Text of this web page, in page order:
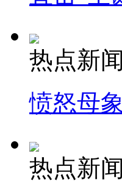
热点新闻
愤怒母
热点新闻